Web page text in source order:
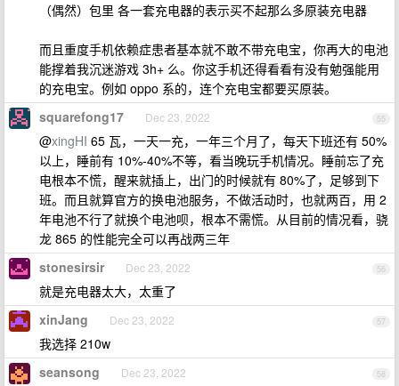
（偶然）包里 各一套充电器的表示买不起那么多原装充电器
而且重度手机依赖症患者基本就不敢不带充电宝，你再大的电池
能撑着我沉迷游戏 3h+ 么。你这手机还得看看有没有勉强能用
的充电宝。例如 oppo 系的，连个充电宝都要买原装。
55
squarefong17 Dec 23, 2022
@xingHI 65 瓦，一天一充，一年三个月了，每天下班还有 50%
以上，睡前有 10%-40%不等，看当晚玩手机情况。睡前忘了充
电根本不慌，醒来就插上，出门的时候就有 80%了，足够到下
班。而且就算官方的换电池服务，不做活动时，也就两百，用 2
年电池不行了就换个电池呗，根本不需慌。从目前的情况看，骁
龙 865 的性能完全可以再战两三年
56
stonesirsir Dec 23, 2022
就是充电器太大，太重了
57
xinJang Dec 23, 2022
我选择 210w
58
seansong Dec 23, 2022